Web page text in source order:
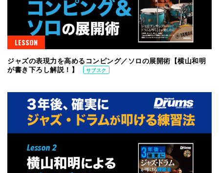
LESSON
ジャズの表現力を高めるコンピング／ソロの展開術【横山和明
が書き下ろし解説！】
サブスク